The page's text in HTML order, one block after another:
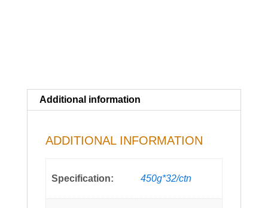
Additional information
ADDITIONAL INFORMATION
Specification: 450g*32/ctn